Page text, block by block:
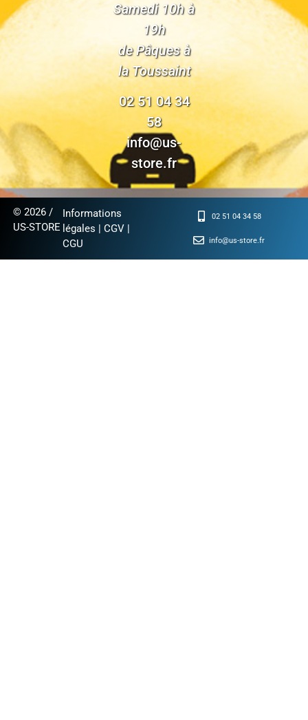
Samedi 10h à
19h
de Pâques à
la Toussaint
02 51 04 34
58
info@us-
store.fr
© 2026 /
US-STORE
Informations
légales |CGV |
CGU
02 51 04 34 58
info@us-store.fr